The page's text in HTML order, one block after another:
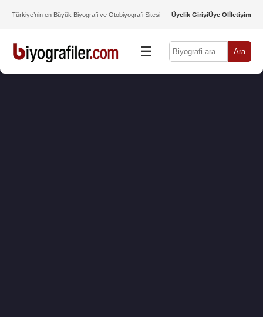
Türkiye’nin en Büyük Biyografi ve Otobiyografi Sitesi Üyelik GirişiÜye Olİletişim
☰ Ara